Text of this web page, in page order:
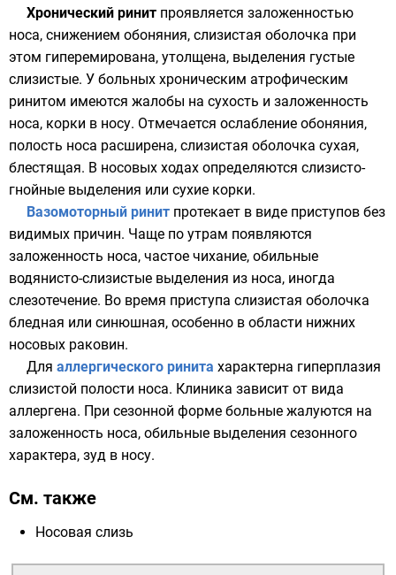
Хронический ринит проявляется заложенностью
носа, снижением обоняния, слизистая оболочка при
этом гиперемирована, утолщена, выделения густые
слизистые. У больных хроническим атрофическим
ринитом имеются жалобы на сухость и заложенность
носа, корки в носу. Отмечается ослабление обоняния,
полость носа расширена, слизистая оболочка сухая,
блестящая. В носовых ходах определяются слизисто-
гнойные выделения или сухие корки.
Вазомоторный ринит протекает в виде приступов без
видимых причин. Чаще по утрам появляются
заложенность носа, частое чихание, обильные
водянисто-слизистые выделения из носа, иногда
слезотечение. Во время приступа слизистая оболочка
бледная или синюшная, особенно в области нижних
носовых раковин.
Для аллергического ринита характерна гиперплазия
слизистой полости носа. Клиника зависит от вида
аллергена. При сезонной форме больные жалуются на
заложенность носа, обильные выделения сезонного
характера, зуд в носу.
См. также
Носовая слизь